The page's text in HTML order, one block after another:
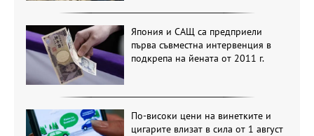
Япония и САЩ са предприели
първа съвместна интервенция в
подкрепа на йената от 2011 г.
По-високи цени на винетките и
цигарите влизат в сила от 1 август